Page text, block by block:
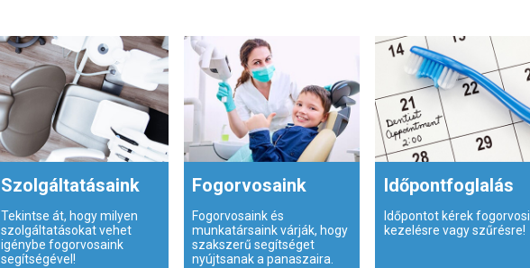
Szolgáltatásaink
Tekintse át, hogy milyen
szolgáltatásokat vehet
igénybe fogorvosaink
segítségével!
Fogorvosaink
Fogorvosaink és
munkatársaink várják, hogy
szakszerű segítséget
nyújtsanak a panaszaira.
Időpontfoglalás
Időpontot kérek fogorvosi
kezelésre vagy szűrésre!